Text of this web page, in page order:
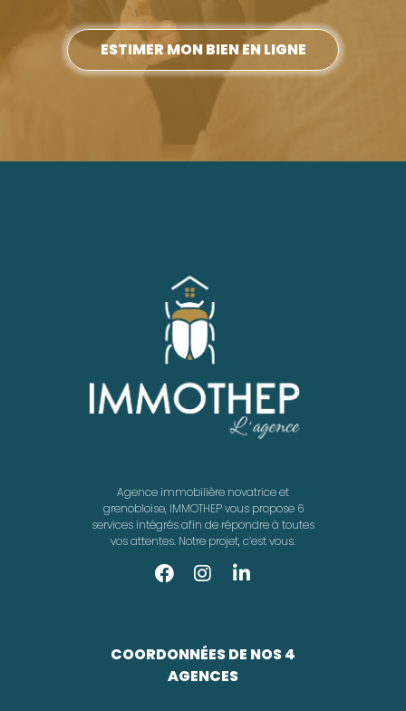
ESTIMER MON BIEN EN LIGNE
Agence immobilière novatrice et
grenobloise, IMMOTHEP vous propose 6
services intégrés afin de répondre à toutes
vos attentes. Notre projet, c’est vous.
COORDONNÉES DE NOS 4
AGENCES